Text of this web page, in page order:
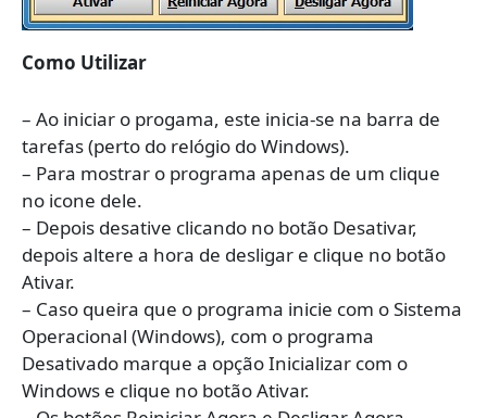
Como Utilizar
– Ao iniciar o progama, este inicia-se na barra de
tarefas (perto do relógio do Windows).
– Para mostrar o programa apenas de um clique
no icone dele.
– Depois desative clicando no botão Desativar,
depois altere a hora de desligar e clique no botão
Ativar.
– Caso queira que o programa inicie com o Sistema
Operacional (Windows), com o programa
Desativado marque a opção Inicializar com o
Windows e clique no botão Ativar.